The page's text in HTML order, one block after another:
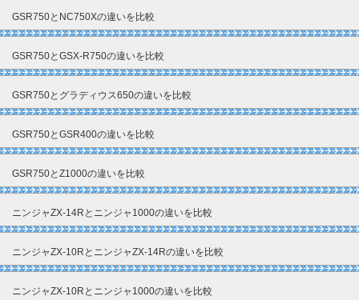
GSR750とNC750Xの違いを比較
GSR750とGSX-R750の違いを比較
GSR750とグラディウス650の違いを比較
GSR750とGSR400の違いを比較
GSR750とZ1000の違いを比較
ニンジャZX-14Rとニンジャ1000の違いを比較
ニンジャZX-10RとニンジャZX-14Rの違いを比較
ニンジャZX-10Rとニンジャ1000の違いを比較